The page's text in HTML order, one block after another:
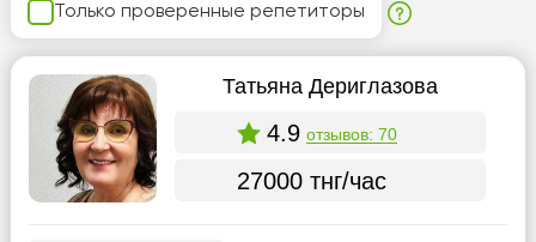
Только проверенные репетиторы
Татьяна Дериглазова
4.9 отзывов: 70
27000 тнг/час